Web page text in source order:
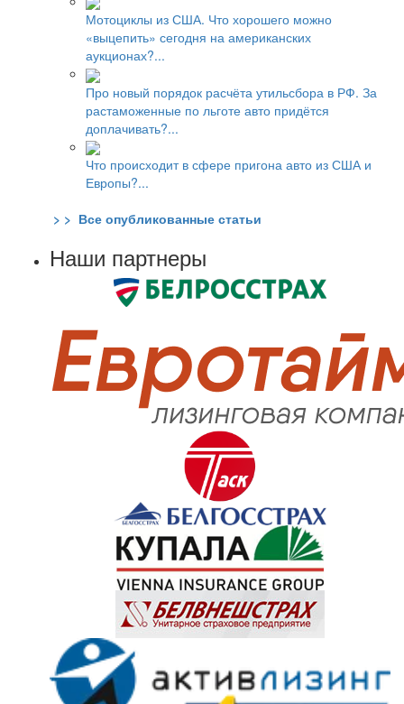
Мотоциклы из США. Что хорошего можно
«выцепить» сегодня на американских
аукционах?...
Про новый порядок расчёта утильсбора в РФ. За
растаможенные по льготе авто придётся
доплачивать?...
Что происходит в сфере пригона авто из США и
Европы?...
> > Все опубликованные статьи
Наши партнеры